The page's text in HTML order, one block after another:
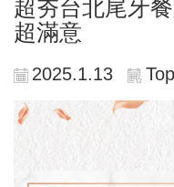
超夯台北尾牙
超滿意
2025.1.13